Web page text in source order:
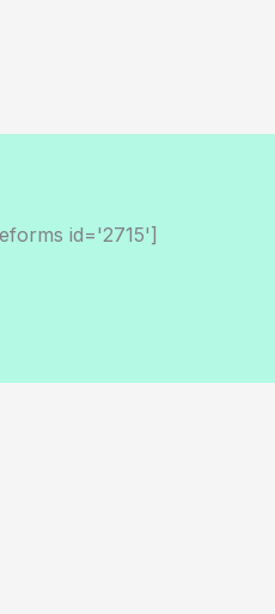
id='2715']